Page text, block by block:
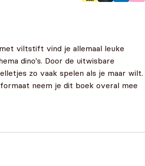
viltstift vind je allemaal leuke
dino's. Door de uitwisbare
zo vaak spelen als je maar wilt.
neem je dit boek overal mee